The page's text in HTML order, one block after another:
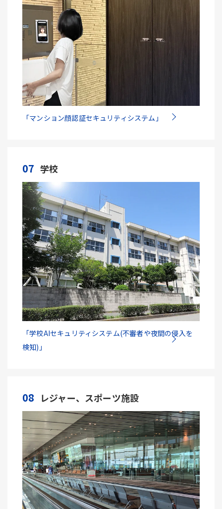
「マンション顔認証セキュリティシステム」
07 学校
「学校AIセキュリティシステム(不審者や夜間の侵入を
検知)」
08 レジャー、スポーツ施設